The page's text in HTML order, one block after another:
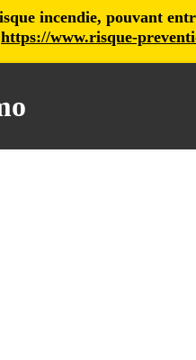
incendie, pouvant
https://www.risque-